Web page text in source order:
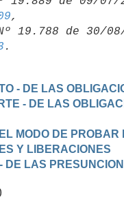
,
- DE LAS
- DE LAS
MODO DE PROBAR
Y LIBERACIONES
DE LAS